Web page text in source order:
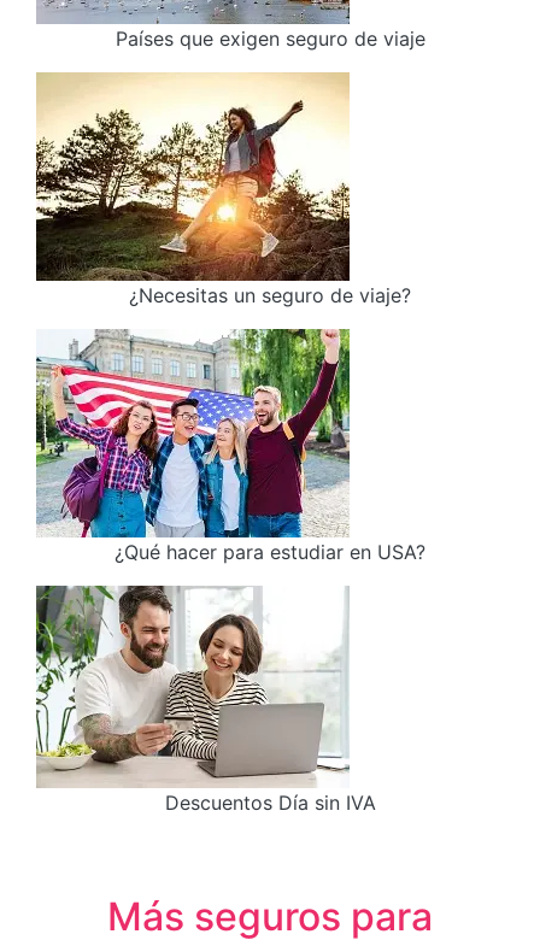
Países que exigen seguro de viaje
¿Necesitas un seguro de viaje?
¿Qué hacer para estudiar en USA?
Descuentos Día sin IVA
Más seguros para